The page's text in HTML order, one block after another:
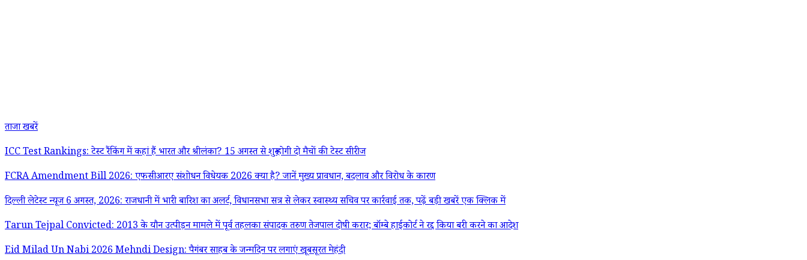
ताजा खबरें
ICC Test Rankings: टेस्ट रैंकिंग में कहां हैं भारत और श्रीलंका? 15 अगस्त से शुरू होगी दो मैचों की टेस्ट सीरीज
FCRA Amendment Bill 2026: एफसीआरए संशोधन विधेयक 2026 क्या है? जानें मुख्य प्रावधान, बदलाव और विरोध के कारण
दिल्ली लेटेस्ट न्यूज 6 अगस्त, 2026: राजधानी में भारी बारिश का अलर्ट, विधानसभा सत्र से लेकर स्वास्थ्य सचिव पर कार्रवाई तक, पढ़ें बड़ी खबरें एक क्लिक में
Tarun Tejpal Convicted: 2013 के यौन उत्पीड़न मामले में पूर्व तहलका संपादक तरुण तेजपाल दोषी करार; बॉम्बे हाईकोर्ट ने रद्द किया बरी करने का आदेश
Eid Milad Un Nabi 2026 Mehndi Design: पैगंबर साहब के जन्मदिन पर लगाएं खूबसूरत मेहंदी